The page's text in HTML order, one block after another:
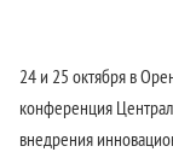
24 и 25 октября в
конференция
внедрения